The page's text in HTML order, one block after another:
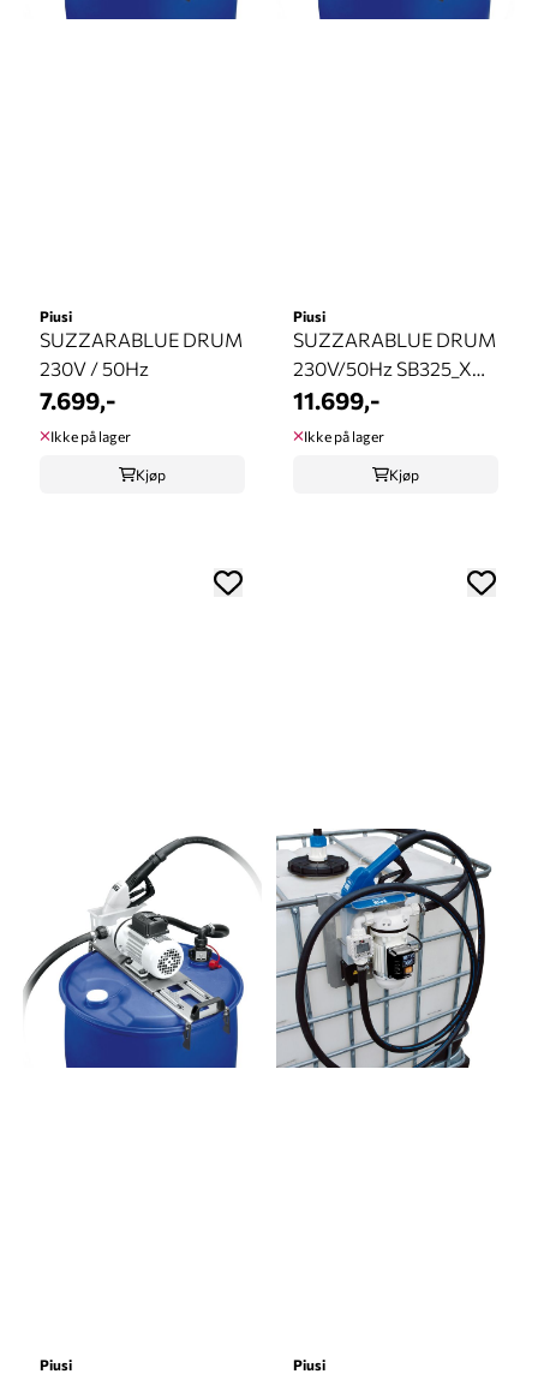
Piusi
SUZZARABLUE DRUM
230V / 50Hz
7.699,-
Ikke på lager
Kjøp
Piusi
SUZZARABLUE DRUM
230V/50Hz SB325_X
METER
11.699,-
Ikke på lager
Kjøp
Piusi Piusi